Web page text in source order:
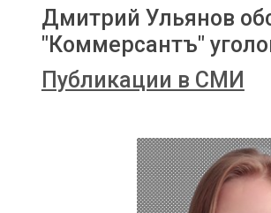
Дмитрий Ульянов
"Коммерсантъ"
Публикации в СМИ